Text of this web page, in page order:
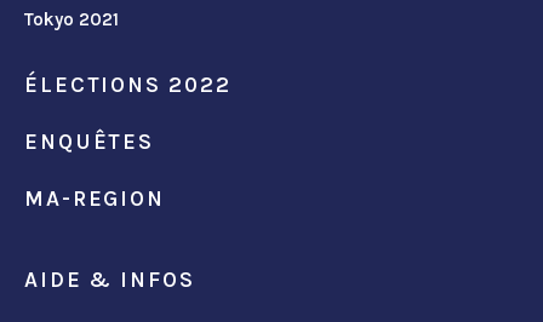
Tokyo 2021
ÉLECTIONS 2022
ENQUÊTES
MA-REGION
AIDE & INFOS